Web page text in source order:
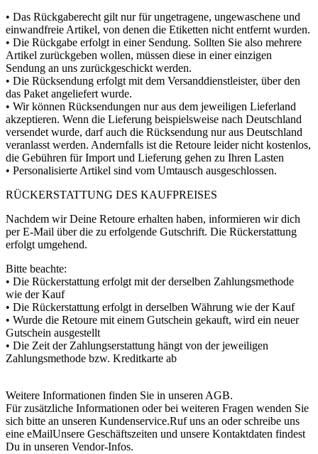
• Das Rückgaberecht gilt nur für ungetragene, ungewaschene und
einwandfreie Artikel, von denen die Etiketten nicht entfernt wurden.
• Die Rückgabe erfolgt in einer Sendung. Sollten Sie also mehrere
Artikel zurückgeben wollen, müssen diese in einer einzigen
Sendung an uns zurückgeschickt werden.
• Die Rücksendung erfolgt mit dem Versanddienstleister, über den
das Paket angeliefert wurde.
• Wir können Rücksendungen nur aus dem jeweiligen Lieferland
akzeptieren. Wenn die Lieferung beispielsweise nach Deutschland
versendet wurde, darf auch die Rücksendung nur aus Deutschland
veranlasst werden. Andernfalls ist die Retoure leider nicht kostenlos,
die Gebühren für Import und Lieferung gehen zu Ihren Lasten
• Personalisierte Artikel sind vom Umtausch ausgeschlossen.
RÜCKERSTATTUNG DES KAUFPREISES
Nachdem wir Deine Retoure erhalten haben, informieren wir dich
per E-Mail über die zu erfolgende Gutschrift. Die Rückerstattung
erfolgt umgehend.
Bitte beachte:
• Die Rückerstattung erfolgt mit der derselben Zahlungsmethode
wie der Kauf
• Die Rückerstattung erfolgt in derselben Währung wie der Kauf
• Wurde die Retoure mit einem Gutschein gekauft, wird ein neuer
Gutschein ausgestellt
• Die Zeit der Zahlungserstattung hängt von der jeweiligen
Zahlungsmethode bzw. Kreditkarte ab
Weitere Informationen finden Sie in unseren AGB.
Für zusätzliche Informationen oder bei weiteren Fragen wenden Sie
sich bitte an unseren Kundenservice.Ruf uns an oder schreibe uns
eine eMailUnsere Geschäftszeiten und unsere Kontaktdaten findest
Du in unseren Vendor-Infos.